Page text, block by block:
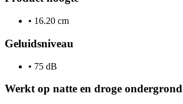
• 16.20 cm
Geluidsniveau
• 75 dB
Werkt op natte en droge ondergrond